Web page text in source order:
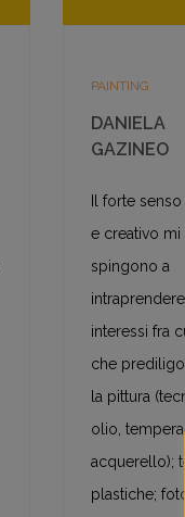
PAINTING
DANIELA
GAZINEO
Il forte
e creativo mi
spingono a
interessi fra
che
la pittura
olio,
acquerello);
plastiche;